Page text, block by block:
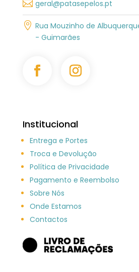
 geral@patasepelos.pt
 Rua Mouzinho de
- Guimarães
Institucional
Entrega e Portes
Troca e Devolução
Política de Privacidade
Pagamento e Reembolso
Sobre Nós
Onde Estamos
Contactos